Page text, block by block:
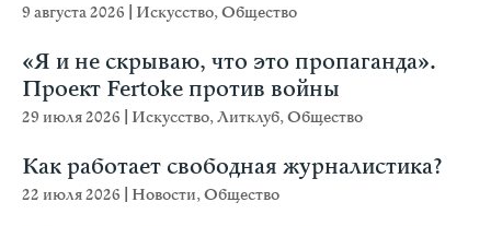
9 августа 2026 Искусство,Общество
«Я и не скрываю, что это пропаганда».
Проект Fertoke против войны
29 июля 2026 Искусство,Литклуб,Общество
Как работает свободная журналистика?
22 июля 2026 Новости,Общество